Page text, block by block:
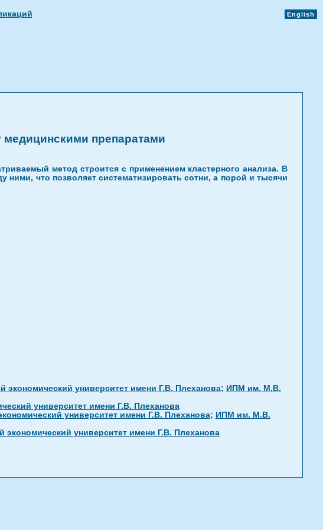
English
препаратами
метод строится с применением кластерного анализа. В
что позволяет систематизировать сотни, а порой и тысячи
экономический университет имени Г.В. Плеханова; ИПМ им. М.В.
университет имени Г.В. Плеханова
университет имени Г.В. Плеханова; ИПМ им. М.В.
экономический университет имени Г.В. Плеханова